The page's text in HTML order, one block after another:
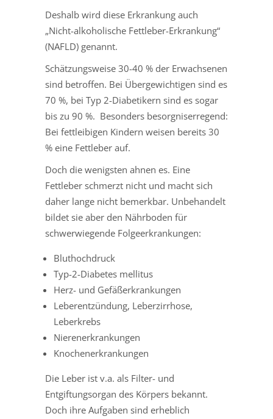
Deshalb wird diese Erkrankung auch
„Nicht-alkoholische Fettleber-Erkrankung“
(NAFLD) genannt.
Schätzungsweise 30-40 % der Erwachsenen
sind betroffen. Bei Übergewichtigen sind es
70 %, bei Typ 2-Diabetikern sind es sogar
bis zu 90 %. Besonders besorgniserregend:
Bei fettleibigen Kindern weisen bereits 30
% eine Fettleber auf.
Doch die wenigsten ahnen es. Eine
Fettleber schmerzt nicht und macht sich
daher lange nicht bemerkbar. Unbehandelt
bildet sie aber den Nährboden für
schwerwiegende Folgeerkrankungen:
Bluthochdruck
Typ-2-Diabetes mellitus
Herz- und Gefäßerkrankungen
Leberentzündung, Leberzirrhose,
Leberkrebs
Nierenerkrankungen
Knochenerkrankungen
Die Leber ist v.a. als Filter- und
Entgiftungsorgan des Körpers bekannt.
Doch ihre Aufgaben sind erheblich